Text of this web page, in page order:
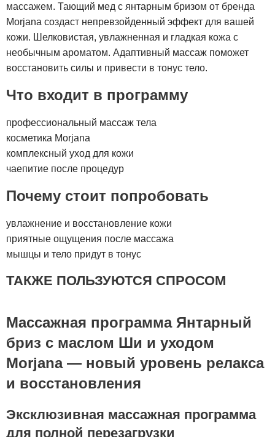
массажем. Тающий мед с янтарным бризом от бренда
Morjana создаст непревзойденный эффект для вашей
кожи. Шелковистая, увлажненная и гладкая кожа с
необычным ароматом. Адаптивный массаж поможет
восстановить силы и привести в тонус тело.
Что входит в программу
профессиональный массаж тела
косметика Morjana
комплексный уход для кожи
чаепитие после процедур
Почему стоит попробовать
увлажнение и восстановление кожи
приятные ощущения после массажа
мышцы и тело придут в тонус
ТАКЖЕ ПОЛЬЗУЮТСЯ СПРОСОМ
Массажная программа Янтарный
бриз с маслом Ши и уходом
Morjana — новый уровень релакса
и восстановления
Эксклюзивная массажная программа
для полной перезагрузки